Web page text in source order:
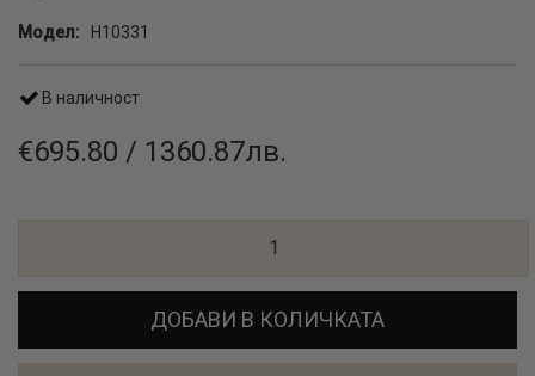
Модел: H10331
В наличност
€695.80 / 1360.87лв.
ДОБАВИ В КОЛИЧКАТА